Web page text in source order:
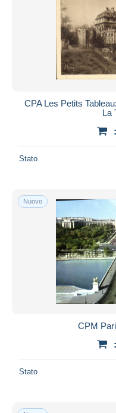
CPA Les Petits
La
Stato
Nuovo
CPM
Stato